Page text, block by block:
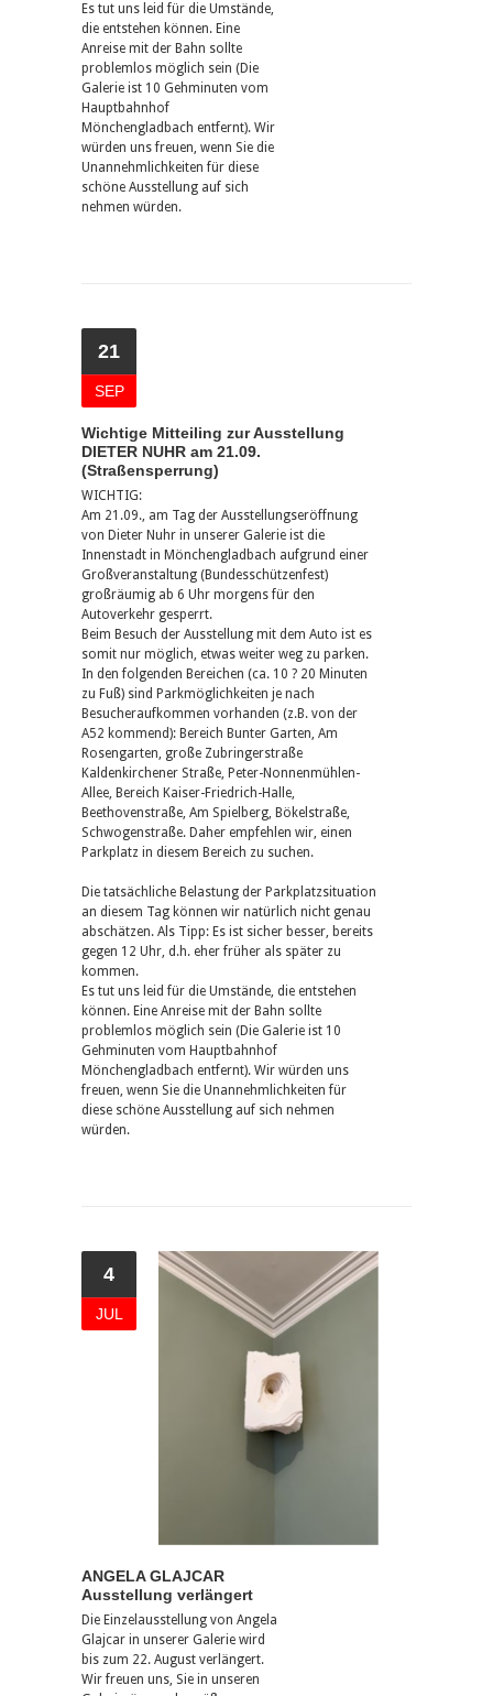
Es tut uns leid für die Umstände,
die entstehen können. Eine
Anreise mit der Bahn sollte
problemlos möglich sein (Die
Galerie ist 10 Gehminuten vom
Hauptbahnhof
Mönchengladbach entfernt). Wir
würden uns freuen, wenn Sie die
Unannehmlichkeiten für diese
schöne Ausstellung auf sich
nehmen würden.
21
SEP
Wichtige Mitteiling zur Ausstellung
DIETER NUHR am 21.09.
(Straßensperrung)
WICHTIG:
Am 21.09., am Tag der Ausstellungseröffnung
von Dieter Nuhr in unserer Galerie ist die
Innenstadt in Mönchengladbach aufgrund einer
Großveranstaltung (Bundesschützenfest)
großräumig ab 6 Uhr morgens für den
Autoverkehr gesperrt.
Beim Besuch der Ausstellung mit dem Auto ist es
somit nur möglich, etwas weiter weg zu parken.
In den folgenden Bereichen (ca. 10 ? 20 Minuten
zu Fuß) sind Parkmöglichkeiten je nach
Besucheraufkommen vorhanden (z.B. von der
A52 kommend): Bereich Bunter Garten, Am
Rosengarten, große Zubringerstraße
Kaldenkirchener Straße, Peter-Nonnenmühlen-
Allee, Bereich Kaiser-Friedrich-Halle,
Beethovenstraße, Am Spielberg, Bökelstraße,
Schwogenstraße. Daher empfehlen wir, einen
Parkplatz in diesem Bereich zu suchen.
Die tatsächliche Belastung der Parkplatzsituation
an diesem Tag können wir natürlich nicht genau
abschätzen. Als Tipp: Es ist sicher besser, bereits
gegen 12 Uhr, d.h. eher früher als später zu
kommen.
Es tut uns leid für die Umstände, die entstehen
können. Eine Anreise mit der Bahn sollte
problemlos möglich sein (Die Galerie ist 10
Gehminuten vom Hauptbahnhof
Mönchengladbach entfernt). Wir würden uns
freuen, wenn Sie die Unannehmlichkeiten für
diese schöne Ausstellung auf sich nehmen
würden.
4
JUL
ANGELA GLAJCAR
Ausstellung verlängert
Die Einzelausstellung von Angela
Glajcar in unserer Galerie wird
bis zum 22. August verlängert.
Wir freuen uns, Sie in unseren